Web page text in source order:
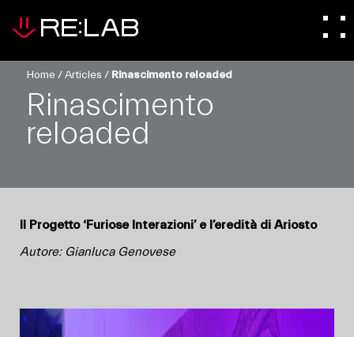
Home/Articles / Rinascimento reloaded
Rinascimento
reloaded
Il Progetto ‘Furiose Interazioni’ e l’eredità di Ariosto
Autore: Gianluca Genovese